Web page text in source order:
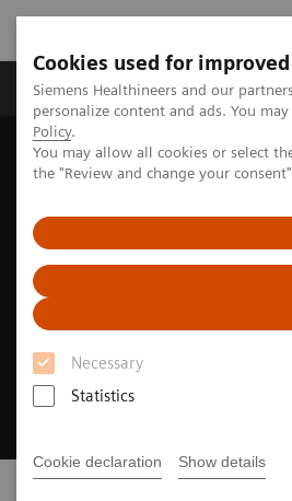
Cookies used for
Siemens Healthineers and our
personalize content and ads. You
Policy.
You may allow all cookies or select
the "Review and change your
Necessary
Statistics
Cookie declaration Show details
Produits & services
Home Digital Solutions & Automation